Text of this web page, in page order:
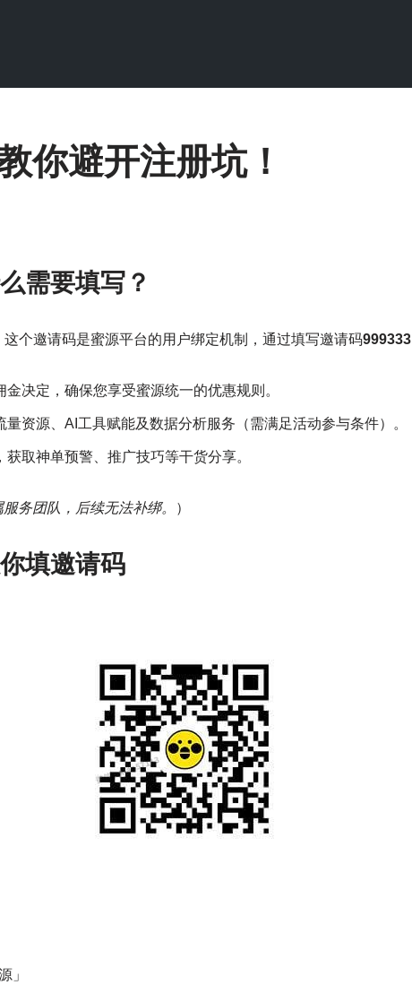
你避开注册坑！
需要填写？
个邀请码是蜜源平台的用户绑定机制，通过填写邀请码999333
金决定，确保您享受蜜源统一的优惠规则。
资源、AI工具赋能及数据分析服务（需满足活动参与条件）。
取神单预警、推广技巧等干货分享。
务团队，后续无法补绑。 ）
填邀请码
」